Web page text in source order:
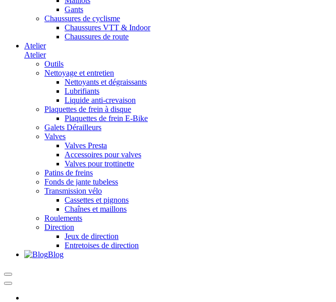
Gants
Chaussures de cyclisme
Chaussures VTT & Indoor
Chaussures de route
Atelier
Atelier
Outils
Nettoyage et entretien
Nettoyants et dégraissants
Lubrifiants
Liquide anti-crevaison
Plaquettes de frein à disque
Plaquettes de frein E-Bike
Galets Dérailleurs
Valves
Valves Presta
Accessoires pour valves
Valves pour trottinette
Patins de freins
Fonds de jante tubeless
Transmission vélo
Cassettes et pignons
Chaînes et maillons
Roulements
Direction
Jeux de direction
Entretoises de direction
Blog